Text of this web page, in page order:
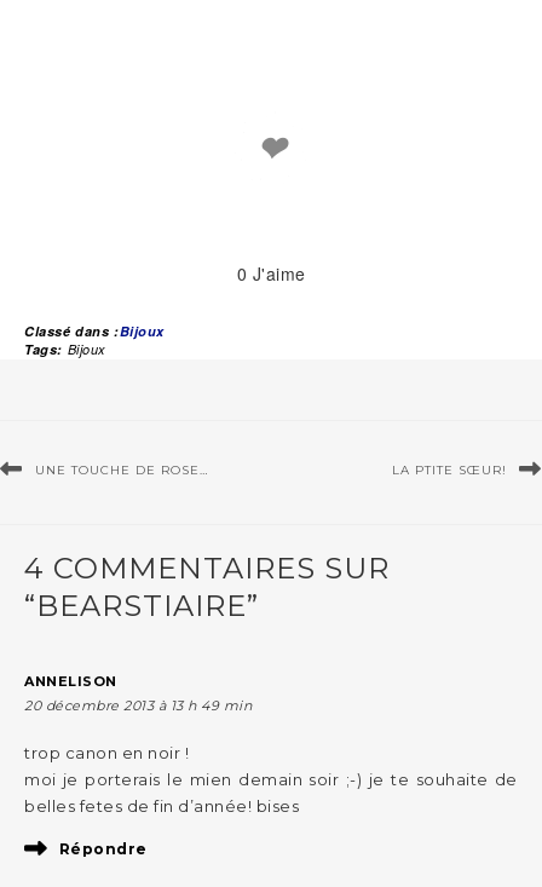
❤
0 J'aime
Classé dans :Bijoux
Tags: Bijoux
UNE TOUCHE DE ROSE… LA PTITE SŒUR!
4 COMMENTAIRES SUR
“BEARSTIAIRE”
ANNELISON
20 décembre 2013 à 13 h 49 min
trop canon en noir !
moi je porterais le mien demain soir ;-) je te souhaite de
belles fetes de fin d’année! bises
Répondre